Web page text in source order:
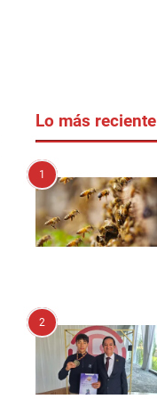
Lo más reciente
1
2